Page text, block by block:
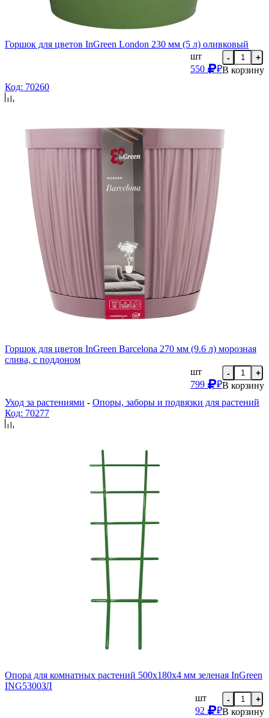
Горшок для цветов InGreen London 230 мм (5 л) оливковый
шт
550
₽
- +
В корзину
Код: 70260
Горшок для цветов InGreen Barcelona 270 мм (9.6 л) морозная
слива, с поддоном
шт
799
₽
- +
В корзину
Уход за растениями - Опоры, заборы и подвязки для растений
Код: 70277
Опора для комнатных растений 500x180x4 мм зеленая InGreen
ING5300ЗЛ
шт
92
₽
- +
В корзину